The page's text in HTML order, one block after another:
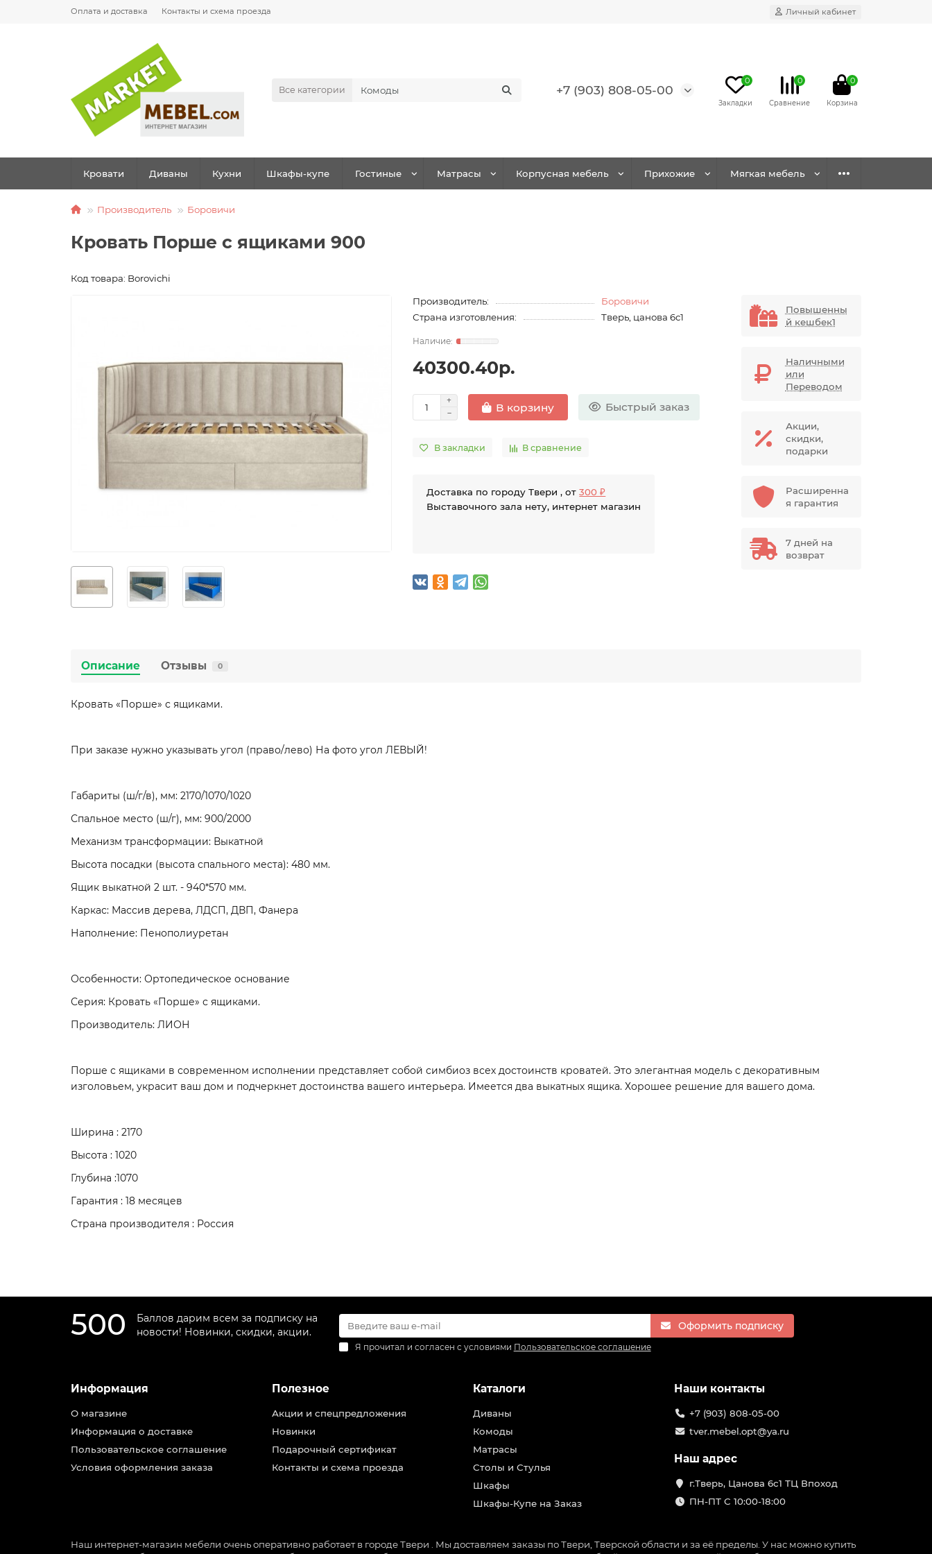
Оплата и доставка Контакты и схема проезда Личный кабинет
Все категории +7 (903) 808-05-00
0 0 0
Кровати Диваны Кухни Шкафы-купе Гостиные Матрасы Корпусная мебель Прихожие Мягкая мебель
Производитель Боровичи
Кровать Порше с ящиками 900
Код товара: Borovichi
Производитель:
Боровичи
Страна изготовления:
Тверь, цанова 6с1
40300.40р.
В корзину Быстрый заказ
В закладки В сравнение
Доставка по городу Твери , от300 ₽
Выставочного зала нету, интернет магазин
Повышенны
й кешбек1
Наличными
или
Переводом
Акции,
скидки,
подарки
Расширенна
я гарантия
7 дней на
возврат
Описание Отзывы 0
Кровать «Порше» с ящиками.
При заказе нужно указывать угол (право/лево) На фото угол ЛЕВЫЙ!
Габариты (ш/г/в), мм: 2170/1070/1020
Спальное место (ш/г), мм: 900/2000
Механизм трансформации: Выкатной
Высота посадки (высота спального места): 480 мм.
Ящик выкатной 2 шт. - 940*570 мм.
Каркас: Массив дерева, ЛДСП, ДВП, Фанера
Наполнение: Пенополиуретан
Особенности: Ортопедическое основание
Серия: Кровать «Порше» с ящиками.
Производитель: ЛИОН
Порше с ящиками в современном исполнении представляет собой симбиоз всех достоинств кроватей. Это элегантная модель с декоративным
изголовьем, украсит ваш дом и подчеркнет достоинства вашего интерьера. Имеется два выкатных ящика. Хорошее решение для вашего дома.
Ширина : 2170
Высота : 1020
Глубина :1070
Гарантия : 18 месяцев
Страна производителя : Россия
500
Баллов дарим всем за подписку на
новости! Новинки, скидки, акции.
Оформить подписку
Я прочитал и согласен с условиями Пользовательское соглашение
Информация
О магазине
Информация о доставке
Пользовательское соглашение
Условия оформления заказа
Полезное
Акции и спецпредложения
Новинки
Подарочный сертификат
Контакты и схема проезда
Каталоги
Диваны
Комоды
Матрасы
Столы и Стулья
Шкафы
Шкафы-Купе на Заказ
Наши контакты
+7 (903) 808-05-00
tver.mebel.opt@ya.ru
Наш адрес
г.Тверь, Цанова 6с1 ТЦ Впоход
ПН-ПТ С 10:00-18:00
Наш интернет-магазин мебели очень оперативно работает в городе Твери . Мы доставляем заказы по Твери, Тверской области и за её пределы. У нас можно купить